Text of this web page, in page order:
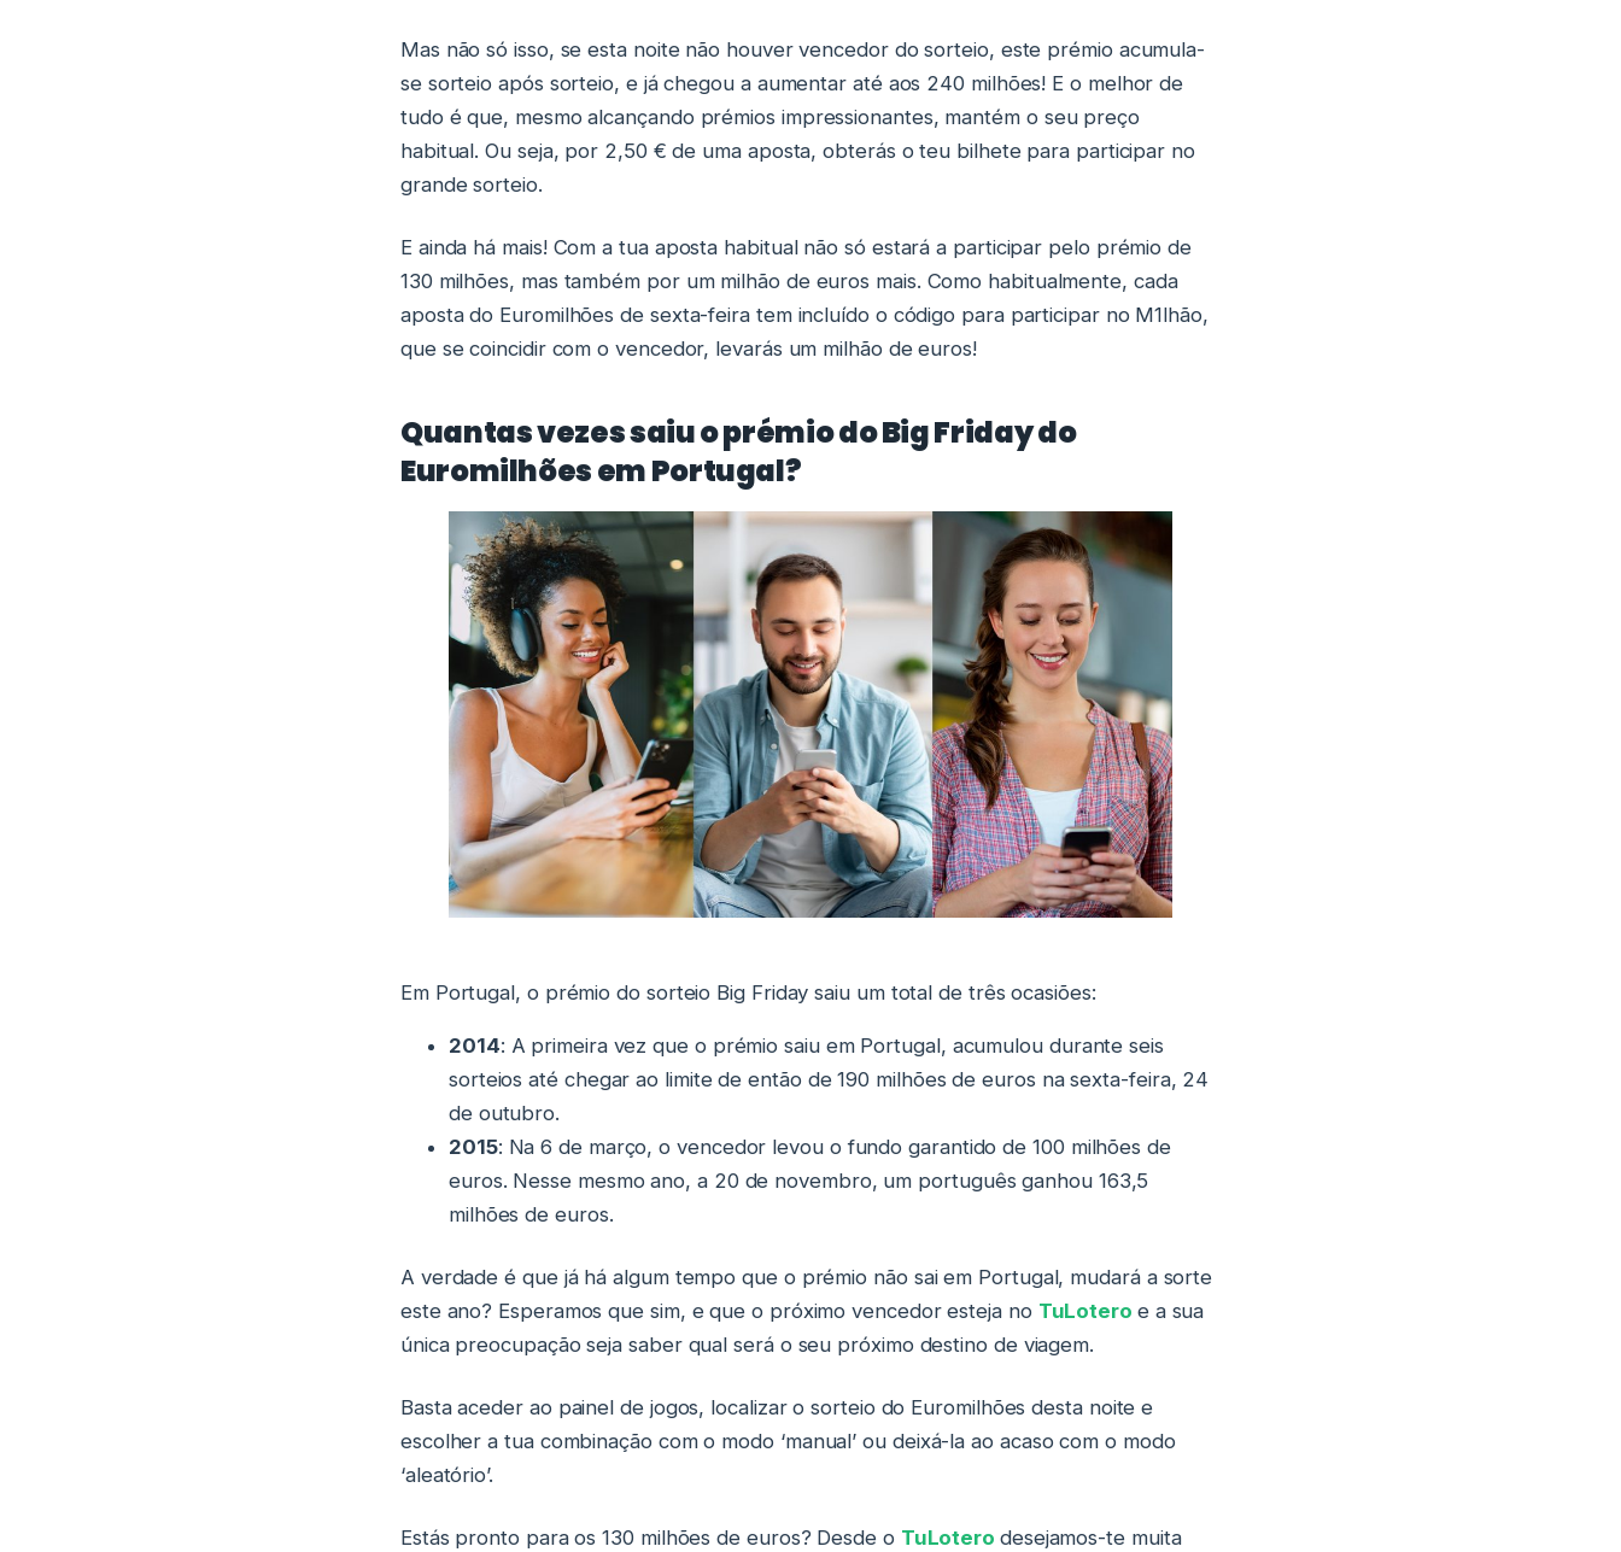
Mas não só isso, se esta noite não houver vencedor do sorteio, este prémio acumula-
se sorteio após sorteio, e já chegou a aumentar até aos 240 milhões! E o melhor de
tudo é que, mesmo alcançando prémios impressionantes, mantém o seu preço
habitual. Ou seja, por 2,50 € de uma aposta, obterás o teu bilhete para participar no
grande sorteio.
E ainda há mais! Com a tua aposta habitual não só estará a participar pelo prémio de
130 milhões, mas também por um milhão de euros mais. Como habitualmente, cada
aposta do Euromilhões de sexta-feira tem incluído o código para participar no M1lhão,
que se coincidir com o vencedor, levarás um milhão de euros!
Quantas vezes saiu o prémio do Big Friday do
Euromilhões em Portugal?
Em Portugal, o prémio do sorteio Big Friday saiu um total de três ocasiões:
2014: A primeira vez que o prémio saiu em Portugal, acumulou durante seis
sorteios até chegar ao limite de então de 190 milhões de euros na sexta-feira, 24
de outubro.
2015: Na 6 de março, o vencedor levou o fundo garantido de 100 milhões de
euros. Nesse mesmo ano, a 20 de novembro, um português ganhou 163,5
milhões de euros.
A verdade é que já há algum tempo que o prémio não sai em Portugal, mudará a sorte
este ano? Esperamos que sim, e que o próximo vencedor esteja no TuLotero e a sua
única preocupação seja saber qual será o seu próximo destino de viagem.
Basta aceder ao painel de jogos, localizar o sorteio do Euromilhões desta noite e
escolher a tua combinação com o modo ‘manual’ ou deixá-la ao acaso com o modo
‘aleatório’.
Estás pronto para os 130 milhões de euros? Desde o TuLotero desejamos-te muita